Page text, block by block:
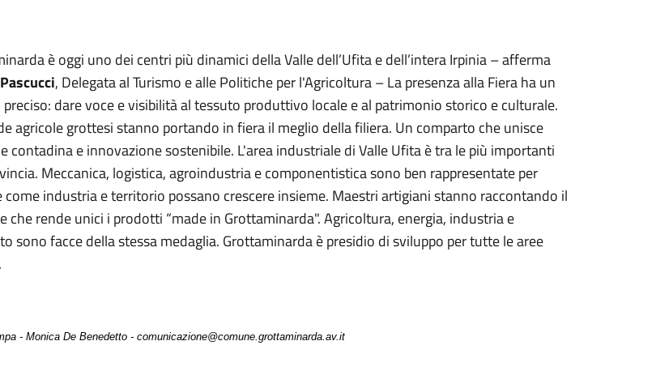
è oggi uno dei centri più dinamici della Valle dell’Ufita e dell’intera Irpinia – afferma
, Delegata al Turismo e alle Politiche per l'Agricoltura – La presenza alla Fiera ha un
dare voce e visibilità al tessuto produttivo locale e al patrimonio storico e culturale.
agricole grottesi stanno portando in fiera il meglio della filiera. Un comparto che unisce
contadina e innovazione sostenibile. L'area industriale di Valle Ufita è tra le più importanti
Meccanica, logistica, agroindustria e componentistica sono ben rappresentate per
come industria e territorio possano crescere insieme. Maestri artigiani stanno raccontando il
che rende unici i prodotti “made in Grottaminarda". Agricoltura, energia, industria e
sono facce della stessa medaglia. Grottaminarda è presidio di sviluppo per tutte le aree
- Monica De Benedetto - comunicazione@comune.grottaminarda.av.it